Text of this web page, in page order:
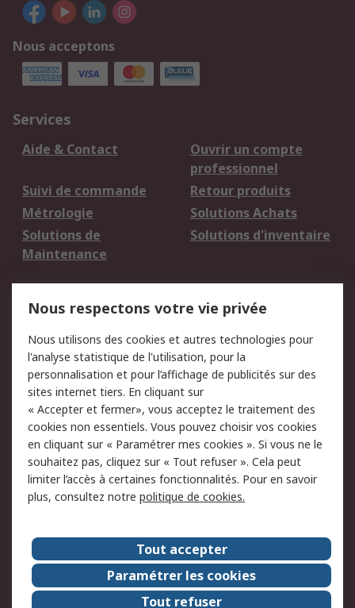
Nous acceptons
Services
Aide & Contact
Ouvrir un compte
professionnel
Suivi de commande
Retour produits
Métrologie
Solutions Achats
Solutions de
Maintenance
Solutions d'inventaire
du site
Politique de protection
des données - Mise à
jour
Sécurité des E-mails
Conditions générales
de vente
Politique anti-
corruption
Campagnes marketing
A propos de RS
A propos de RS France
Evénements
Le groupe RS Group Plc
Presse
RS dans le monde
Démarche RSE
RS Particuliers
Nous respectons votre vie privée
Nous utilisons des cookies et autres technologies pour
l'analyse statistique de l'utilisation, pour la
personnalisation et pour l’affichage de publicités sur des
sites internet tiers. En cliquant sur
« Accepter et fermer», vous acceptez le traitement des
cookies non essentiels. Vous pouvez choisir vos cookies
en cliquant sur « Paramétrer mes cookies ». Si vous ne le
souhaitez pas, cliquez sur « Tout refuser ». Cela peut
limiter l’accès à certaines fonctionnalités. Pour en savoir
plus, consultez notre politique de cookies.
Tout accepter
Paramétrer les cookies
Tout refuser